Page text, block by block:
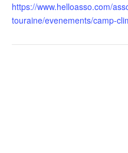
https://www.helloasso.com/
touraine/evenements/camp-